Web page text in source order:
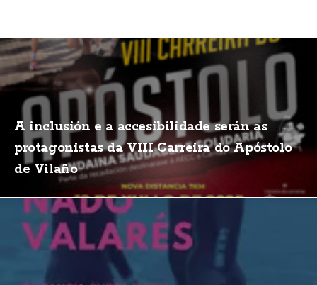
A inclusión e a accesibilidade serán as
protagonistas da VIII Carreira do Apóstolo
de Vilaño